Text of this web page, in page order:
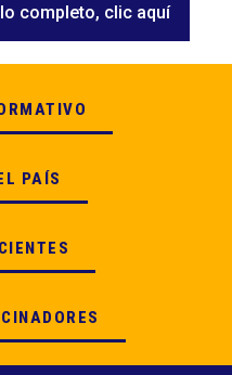
completo, clic aquí
PAÍS